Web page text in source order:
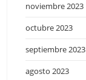
noviembre 2023
octubre 2023
septiembre 2023
agosto 2023